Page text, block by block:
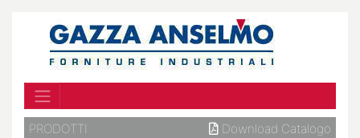
PRODOTTI Download Catalogo